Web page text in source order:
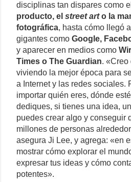
disciplinas tan dispares como el
producto, el street arto la
fotográfica, hasta cómo llegó
gigantes como Google,
y aparecer en medios como
Times o The Guardian. «Creo
viviendo la mejor época para
a Internet y las redes sociales.
importar quién eres, dónde
dediques, si tienes una idea,
puedes crear algo y conseguir
millones de personas
asegura Ji Lee, y agrega: «en
mostrar cómo explorar el
expresar tus ideas y cómo
potentes».